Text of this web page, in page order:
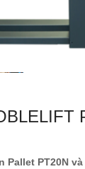
Pallet PT20N